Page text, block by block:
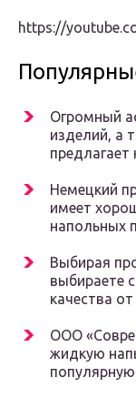
https://
Огромный
изделий, а
Немецкий
имеет
напольных
Выбирая
выбираете
качества
ООО
жидкую
популярную